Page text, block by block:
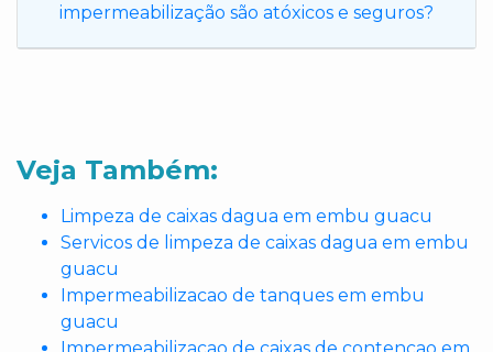
impermeabilização são atóxicos e seguros?
Veja Também:
Limpeza de caixas dagua em embu guacu
Servicos de limpeza de caixas dagua em embu
guacu
Impermeabilizacao de tanques em embu
guacu